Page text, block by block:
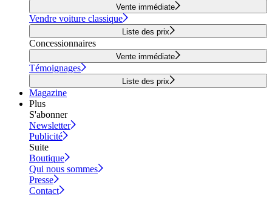
Vente immédiate
Vendre voiture classique
Liste des prix
Concessionnaires
Vente immédiate
Témoignages
Liste des prix
Magazine
Plus
S'abonner
Newsletter
Publicité
Suite
Boutique
Qui nous sommes
Presse
Contact